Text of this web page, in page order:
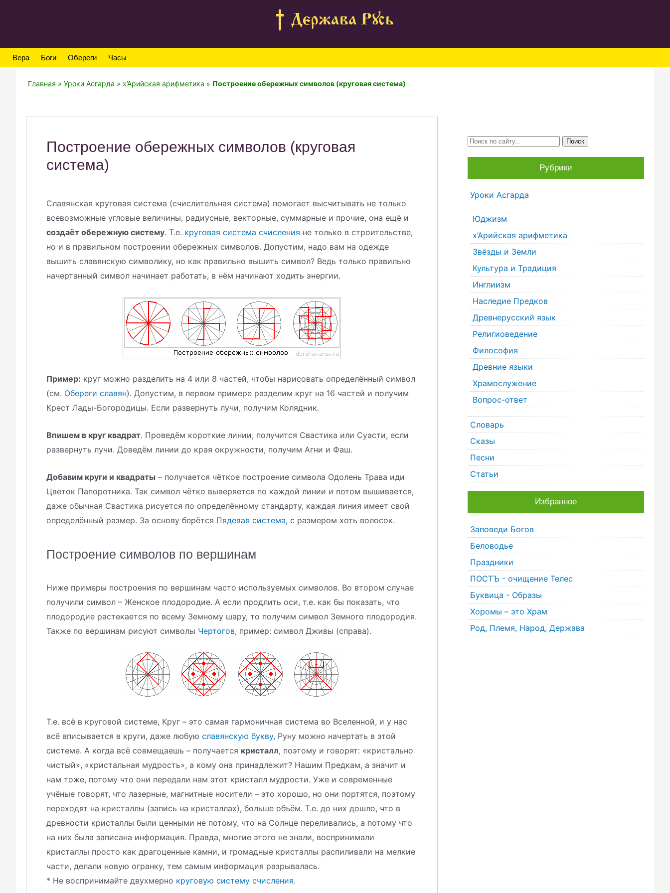
Вера Боги Обереги Часы
Главная » Уроки Асгарда » х’Арийская арифметика » Построение обережных символов (круговая система)
Построение обережных символов (круговая
система)
Славянская круговая система (счислительная система) помогает высчитывать не только
всевозможные угловые величины, радиусные, векторные, суммарные и прочие, она ещё и
создаёт обережную систему. Т.е. круговая система счисления не только в строительстве,
но и в правильном построении обережных символов. Допустим, надо вам на одежде
вышить славянскую символику, но как правильно вышить символ? Ведь только правильно
начертанный символ начинает работать, в нём начинают ходить энергии.
Пример: круг можно разделить на 4 или 8 частей, чтобы нарисовать определённый символ
(см. Обереги славян). Допустим, в первом примере разделим круг на 16 частей и получим
Крест Лады-Богородицы. Если развернуть лучи, получим Колядник.
Впишем в круг квадрат. Проведём короткие линии, получится Свастика или Суасти, если
развернуть лучи. Доведём линии до края окружности, получим Агни и Фаш.
Добавим круги и квадраты – получается чёткое построение символа Одолень Трава иди
Цветок Папоротника. Так символ чётко выверяется по каждой линии и потом вышивается,
даже обычная Свастика рисуется по определённому стандарту, каждая линия имеет свой
определённый размер. За основу берётся Пядевая система, с размером хоть волосок.
Построение символов по вершинам
Ниже примеры построения по вершинам часто используемых символов. Во втором случае
получили символ – Женское плодородие. А если продлить оси, т.е. как бы показать, что
плодородие растекается по всему Земному шару, то получим символ Земного плодородия.
Также по вершинам рисуют символы Чертогов, пример: символ Дживы (справа).
Т.е. всё в круговой системе, Круг – это самая гармоничная система во Вселенной, и у нас
всё вписывается в круги, даже любую славянскую букву, Руну можно начертать в этой
системе. А когда всё совмещаешь – получается кристалл, поэтому и говорят: «кристально
чистый», «кристальная мудрость», а кому она принадлежит? Нашим Предкам, а значит и
нам тоже, потому что они передали нам этот кристалл мудрости. Уже и современные
учёные говорят, что лазерные, магнитные носители – это хорошо, но они портятся, поэтому
переходят на кристаллы (запись на кристаллах), больше объём. Т.е. до них дошло, что в
древности кристаллы были ценными не потому, что на Солнце переливались, а потому что
на них была записана информация. Правда, многие этого не знали, воспринимали
кристаллы просто как драгоценные камни, и громадные кристаллы распиливали на мелкие
части, делали новую огранку, тем самым информация разрывалась.
* Не воспринимайте двухмерно круговую систему счисления.
Рубрики
Уроки Асгарда
Юджизм
х’Арийская арифметика
Звёзды и Земли
Культура и Традиция
Инглиизм
Наследие Предков
Древнерусский язык
Религиоведение
Философия
Древние языки
Храмослужение
Вопрос-ответ
Словарь
Сказы
Песни
Статьи
Избранное
Заповеди Богов
Беловодье
Праздники
ПОСТЪ - очищение Телес
Буквица - Образы
Хоромы – это Храм
Род, Племя, Народ, Держава